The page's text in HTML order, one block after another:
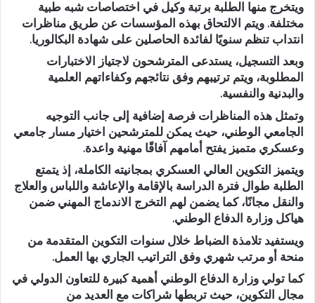
ويتخرج منها الطلبة برتبة وكيل في اختصاصات شبه طبية
مختلفة. ويتم الالتحاق بهذه المؤسسات عن طريق مناظرات
انتداب تنظم سنويًا لفائدة الحاصلين على شهادة البكالوريا.
وبعد التسجيل، يستدعى المترشحون لاجتياز الاختبارات
المطلوبة، ويتم ترتيبهم وفق نتائجهم وكفاءاتهم العلمية
والبدنية والنفسية.
وتمثل هذه المناظرات فرصة إضافية إلى جانب التوجيه
الجامعي الوطني، حيث يمكن للمترشحين اختيار مسار جامعي
وعسكري متميز يفتح أمامهم آفاقًا مهنية واعدة.
ويتميز التكوين العالي العسكري بمجانيته الكاملة، إذ يتمتع
الطلبة طوال فترة الدراسة بالإقامة والإعاشة واللباس والعلاج
والنقل مجانًا، كما يضمن لهم التخرج الاندماج المهني ضمن
هياكل وزارة الدفاع الوطني.
ويستفيد تلامذة الضباط خلال سنوات التكوين المتقدمة من
منحة أو مرتب شهري وفق التراتيب الجاري بها العمل.
كما تولي وزارة الدفاع الوطني أهمية كبيرة للتعاون الدولي في
مجال التكوين، حيث تربطها شراكات مع العديد من